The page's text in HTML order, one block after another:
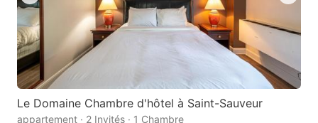
Le Domaine Chambre d'hôtel à Saint-Sauveur
appartement · 2 Invités · 1 Chambre